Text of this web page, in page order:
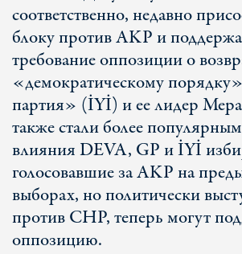
соответственно, недавно
блоку против AKP и
требование оппозиции о
«демократическому
партия» (İYİ) и ее лидер
также стали более
влияния DEVA, GP и İYİ
голосовавшие за AKP на
выборах, но политически
против CHP, теперь могут
оппозицию.